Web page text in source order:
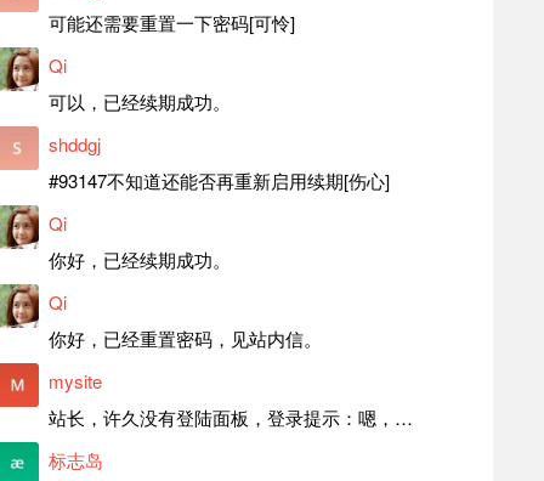
可能还需要重置一下密码[可怜]
Qi
可以，已经续期成功。
shddgj
#93147不知道还能否再重新启用续期[伤心]
Qi
你好，已经续期成功。
Qi
你好，已经重置密码，见站内信。
mysite
站长，许久没有登陆面板，登录提示：嗯，登录详细信息似乎不正确。请重试。 网站还可以正常使用。如果是密码问题请帮忙重置一下密码。谢谢。订单号：97790，账号：aa20210950。 站长，提交了工单，你回复续期成功，不过我的问题是面部登陆信息有问题，一直是初始密码，现在无法登陆，有时间麻烦排查一下。
标志岛